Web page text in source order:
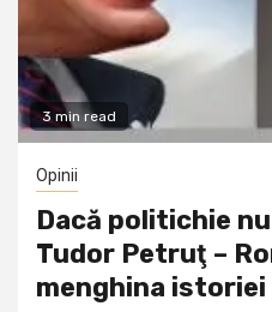
3 min read
Opinii
Dacă politichie
Tudor Petruţ –
menghina istoriei